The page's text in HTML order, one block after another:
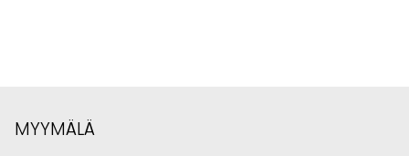
MYYMÄLÄ